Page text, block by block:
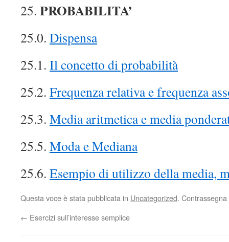
25. PROBABILITA’
25.0. Dispensa
25.1. Il concetto di probabilità
25.2. Frequenza relativa e frequenza
25.3. Media aritmetica e media
25.5. Moda e Mediana
25.6. Esempio di utilizzo della media,
Questa voce è stata pubblicata in Uncategorized.
← Esercizi sull’interesse semplice